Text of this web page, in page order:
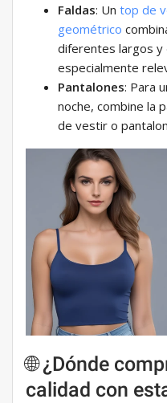
Faldas: Un top de
geométrico
diferentes largos y
especialmente
Pantalones: Para
noche, combine la
de vestir o
🌐 ¿Dónde
calidad con